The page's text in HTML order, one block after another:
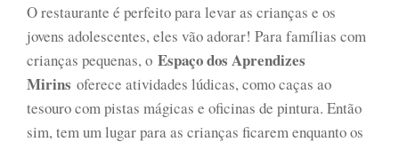
O restaurante é perfeito para levar as crianças e os
jovens adolescentes, eles vão adorar! Para famílias com
crianças pequenas, o Espaço dos Aprendizes
Mirins oferece atividades lúdicas, como caças ao
tesouro com pistas mágicas e oficinas de pintura. Então
sim, tem um lugar para as crianças ficarem enquanto os